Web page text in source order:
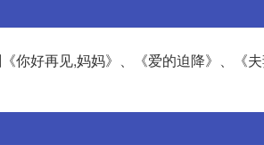
你好再见,妈妈》、《爱的迫降》、《